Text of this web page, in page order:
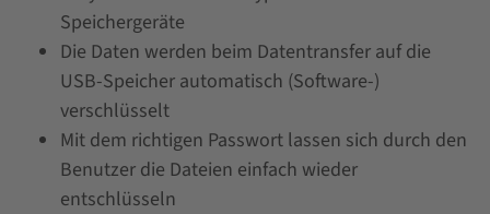
Speichergeräte
Die Daten werden beim Datentransfer auf die
USB-Speicher automatisch (Software-)
verschlüsselt
Mit dem richtigen Passwort lassen sich durch den
Benutzer die Dateien einfach wieder
entschlüsseln